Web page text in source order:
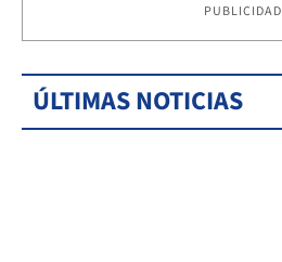
PUBLICIDAD
ÚLTIMAS NOTICIAS